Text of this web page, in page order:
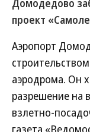
Домодедово
проект
Аэропорт
аэродрома. Он
разрешение на
взлетно-
газета